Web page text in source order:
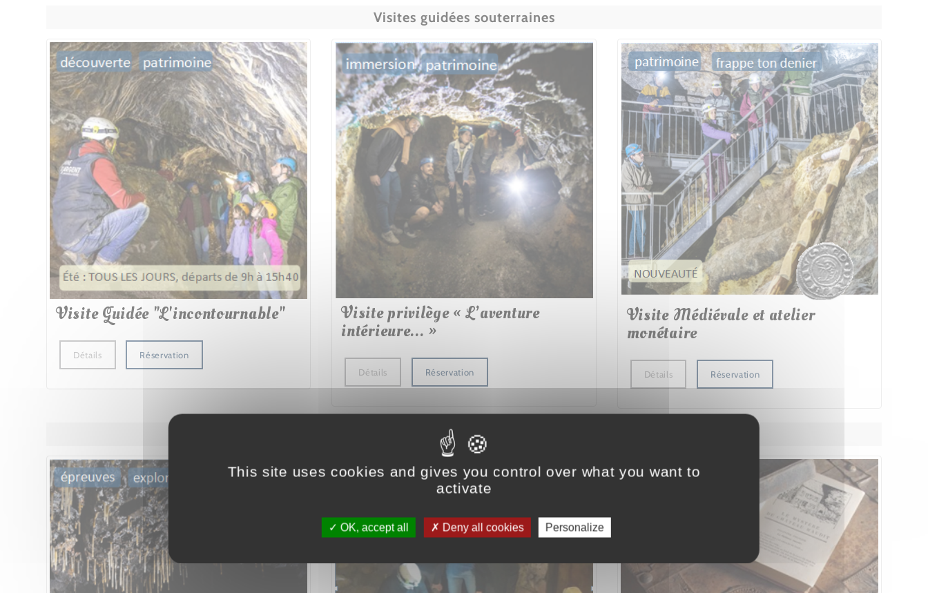
Visites guidées souterraines
Visite Guidée "L'incontournable"
Détails Réservation
Visite privilège « L’aventure
intérieure... »
Détails Réservation
Visite Médiévale et atelier
monétaire
Détails Réservation
Escape Games / Jeu d’exploration
This site uses cookies and gives you control over what you want to
activate
OK, accept all Deny all cookies Personalize